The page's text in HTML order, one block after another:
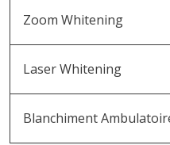
Zoom Whitening
Laser Whitening
Blanchiment